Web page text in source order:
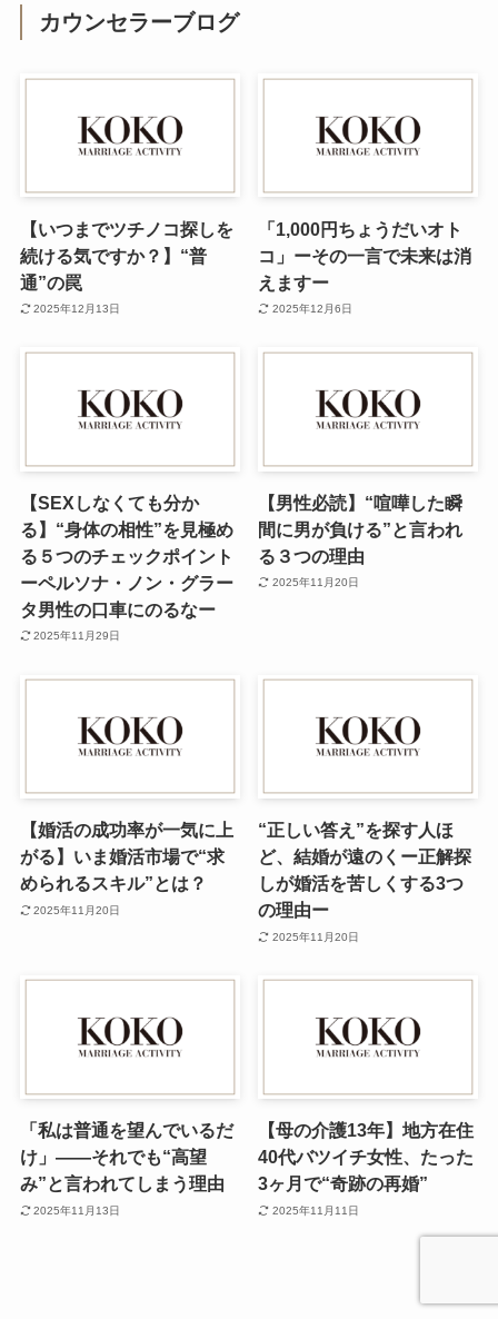
カウンセラーブログ
【いつまでツチノコ探しを
続ける気ですか？】“普
通”の罠
2025年12月13日
「1,000円ちょうだいオト
コ」ーその一言で未来は消
えますー
2025年12月6日
【SEXしなくても分か
る】“身体の相性”を見極め
る５つのチェックポイント
ーペルソナ・ノン・グラー
タ男性の口車にのるなー
2025年11月29日
【男性必読】“喧嘩した瞬
間に男が負ける”と言われ
る３つの理由
2025年11月20日
【婚活の成功率が一気に上
がる】いま婚活市場で“求
められるスキル”とは？
2025年11月20日
“正しい答え”を探す人ほ
ど、結婚が遠のくー正解探
しが婚活を苦しくする3つ
の理由ー
2025年11月20日
「私は普通を望んでいるだ
け」——それでも“高望
み”と言われてしまう理由
2025年11月13日
【母の介護13年】地方在住
40代バツイチ女性、たった
3ヶ月で“奇跡の再婚”
2025年11月11日